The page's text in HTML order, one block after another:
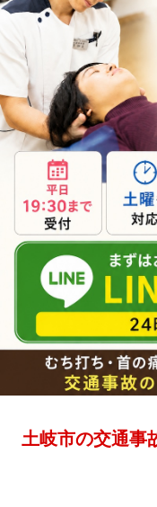
土岐市の交通事